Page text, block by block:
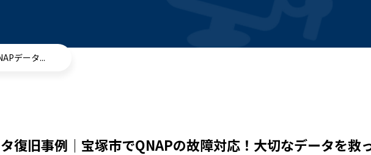
データ...
復旧事例｜宝塚市でQNAPの故障対応！大切なデータを救